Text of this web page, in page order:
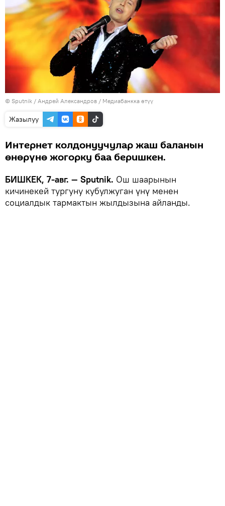
© Sputnik / Андрей Александров / Медиабанкка өтүү
Жазылуу
Интернет колдонуучулар жаш баланын
өнөрүнө жогорку баа беришкен.
БИШКЕК, 7-авг. — Sputnik. Ош шаарынын
кичинекей тургуну кубулжуган үнү менен
социалдык тармактын жылдызына айланды.